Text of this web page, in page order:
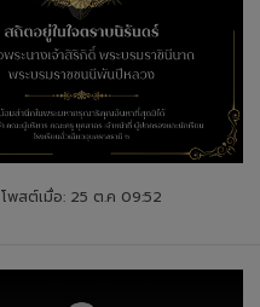
โพสต์เมื่อ: 25 ต.ค 09:52